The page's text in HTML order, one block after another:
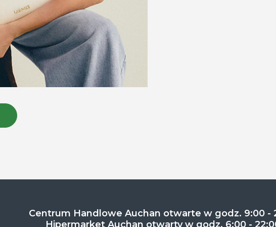
Centrum Handlowe Auchan otwarte w godz. 9:00 -
Hipermarket Auchan otwarty w godz. 6:00 -